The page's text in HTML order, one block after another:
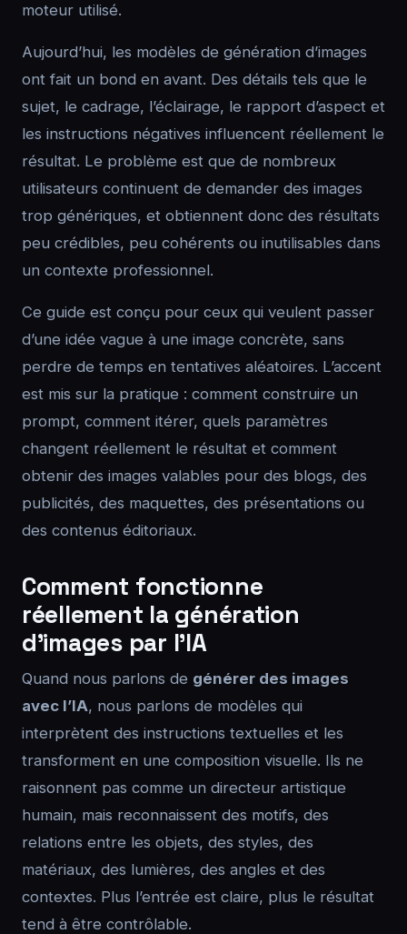
moteur utilisé.
Aujourd’hui, les modèles de génération d’images
ont fait un bond en avant. Des détails tels que le
sujet, le cadrage, l’éclairage, le rapport d’aspect et
les instructions négatives influencent réellement le
résultat. Le problème est que de nombreux
utilisateurs continuent de demander des images
trop génériques, et obtiennent donc des résultats
peu crédibles, peu cohérents ou inutilisables dans
un contexte professionnel.
Ce guide est conçu pour ceux qui veulent passer
d’une idée vague à une image concrète, sans
perdre de temps en tentatives aléatoires. L’accent
est mis sur la pratique : comment construire un
prompt, comment itérer, quels paramètres
changent réellement le résultat et comment
obtenir des images valables pour des blogs, des
publicités, des maquettes, des présentations ou
des contenus éditoriaux.
Comment fonctionne
réellement la génération
d’images par l’IA
Quand nous parlons de générer des images
avec l’IA, nous parlons de modèles qui
interprètent des instructions textuelles et les
transforment en une composition visuelle. Ils ne
raisonnent pas comme un directeur artistique
humain, mais reconnaissent des motifs, des
relations entre les objets, des styles, des
matériaux, des lumières, des angles et des
contextes. Plus l’entrée est claire, plus le résultat
tend à être contrôlable.